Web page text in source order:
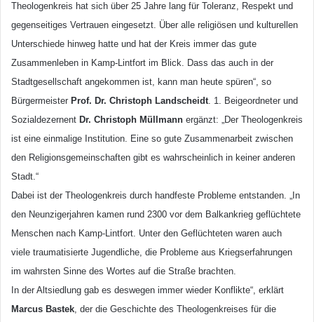
Theologenkreis hat sich über 25 Jahre lang für Toleranz, Respekt und
gegenseitiges Vertrauen eingesetzt. Über alle religiösen und kulturellen
Unterschiede hinweg hatte und hat der Kreis immer das gute
Zusammenleben in Kamp-Lintfort im Blick. Dass das auch in der
Stadtgesellschaft angekommen ist, kann man heute spüren“, so
Bürgermeister Prof. Dr. Christoph Landscheidt. 1. Beigeordneter und
Sozialdezernent Dr. Christoph Müllmann ergänzt: „Der Theologenkreis
ist eine einmalige Institution. Eine so gute Zusammenarbeit zwischen
den Religionsgemeinschaften gibt es wahrscheinlich in keiner anderen
Stadt.“
Dabei ist der Theologenkreis durch handfeste Probleme entstanden. „In
den Neunzigerjahren kamen rund 2300 vor dem Balkankrieg geflüchtete
Menschen nach Kamp-Lintfort. Unter den Geflüchteten waren auch
viele traumatisierte Jugendliche, die Probleme aus Kriegserfahrungen
im wahrsten Sinne des Wortes auf die Straße brachten.
In der Altsiedlung gab es deswegen immer wieder Konflikte“, erklärt
Marcus Bastek, der die Geschichte des Theologenkreises für die